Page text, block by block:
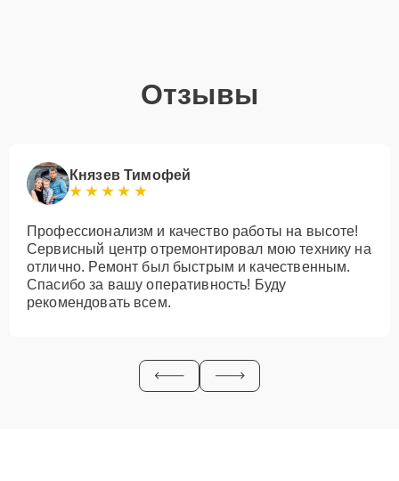
Отзывы
Князев Тимофей
Профессионализм и качество работы на высоте!
Сервисный центр отремонтировал мою технику на
отлично. Ремонт был быстрым и качественным.
Спасибо за вашу оперативность! Буду
рекомендовать всем.